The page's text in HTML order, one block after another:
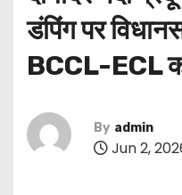
डंपिंग पर
BCCL-ECL
By admin
Jun 2,